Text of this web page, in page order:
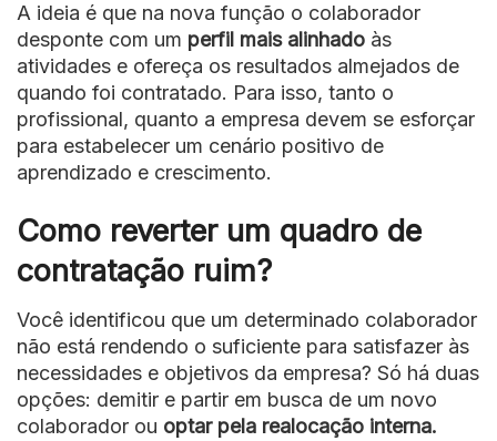
A ideia é que na nova função o colaborador
desponte com um perfil mais alinhado às
atividades e ofereça os resultados almejados de
quando foi contratado. Para isso, tanto o
profissional, quanto a empresa devem se esforçar
para estabelecer um cenário positivo de
aprendizado e crescimento.
Como reverter um quadro de
contratação ruim?
Você identificou que um determinado colaborador
não está rendendo o suficiente para satisfazer às
necessidades e objetivos da empresa? Só há duas
opções: demitir e partir em busca de um novo
colaborador ou optar pela realocação interna.